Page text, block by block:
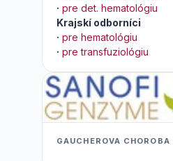
· pre det. hematológiu
Krajskí odborníci
· pre hematológiu
· pre transfuziológiu
GAUCHEROVA CHOROBA